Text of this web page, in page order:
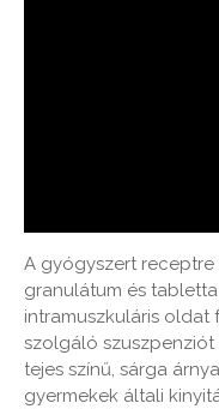
A gyógyszert
granulátum és
intramuszkuláris oldat
szolgáló szuszpenziót
tejes színű, sárga
gyermekek általi